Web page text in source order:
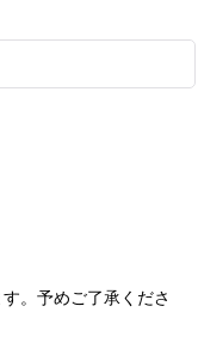
。予めご了承くださ